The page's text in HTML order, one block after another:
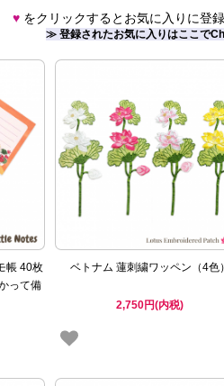
♥ をクリックするとお気に入りに登録
≫ 登録されたお気に入りはここで
帳 40枚
って備
）
ベトナム 蓮刺繍ワッペン（4色）
2,750円(内税)